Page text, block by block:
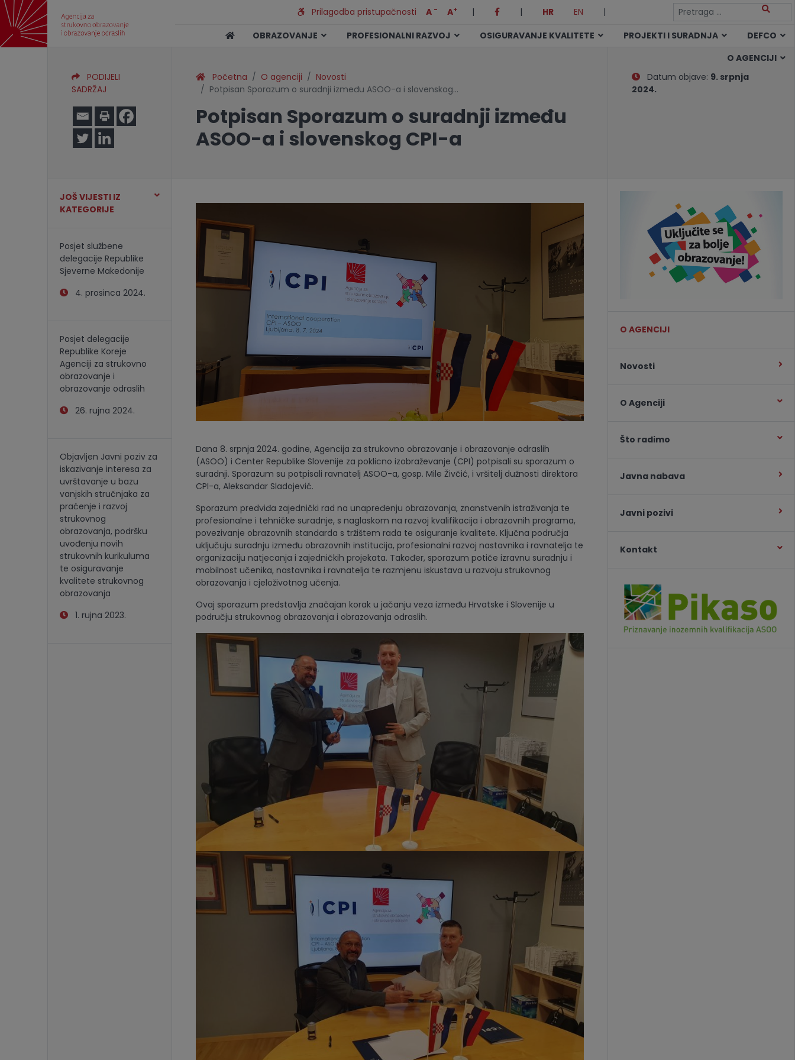
Prilagodba pristupačnosti A - A+ | | HR EN
|
OBRAZOVANJE
PROFESIONALNI RAZVOJ OSIGURAVANJE KVALITETE PROJEKTI I SURADNJA
DEFCO
O AGENCIJI
PODIJELI
SADRŽAJ
Početna O agenciji
Novosti
Potpisan Sporazum o suradnji između ASOO-a i slovenskog…
Potpisan Sporazum o suradnji između
ASOO-a i slovenskog CPI-a
Datum objave: 9. srpnja
2024.
JOŠ VIJESTI IZ
KATEGORIJE
Posjet službene
delegacije Republike
Sjeverne Makedonije
4. prosinca 2024.
Posjet delegacije
Republike Koreje
Agenciji za strukovno
obrazovanje i
obrazovanje odraslih
26. rujna 2024.
Objavljen Javni poziv za
iskazivanje interesa za
uvrštavanje u bazu
vanjskih stručnjaka za
praćenje i razvoj
strukovnog
obrazovanja, podršku
uvođenju novih
strukovnih kurikuluma
te osiguravanje
kvalitete strukovnog
obrazovanja
1. rujna 2023.
Dana 8. srpnja 2024. godine, Agencija za strukovno obrazovanje i obrazovanje odraslih
(ASOO) i Center Republike Slovenije za poklicno izobraževanje (CPI) potpisali su sporazum o
suradnji. Sporazum su potpisali ravnatelj ASOO-a, gosp. Mile Živčić, i vršitelj dužnosti direktora
CPI-a, Aleksandar Sladojević.
Sporazum predviđa zajednički rad na unapređenju obrazovanja, znanstvenih istraživanja te
profesionalne i tehničke suradnje, s naglaskom na razvoj kvalifikacija i obrazovnih programa,
povezivanje obrazovnih standarda s tržištem rada te osiguranje kvalitete. Ključna područja
uključuju suradnju između obrazovnih institucija, profesionalni razvoj nastavnika i ravnatelja te
organizaciju natjecanja i zajedničkih projekata. Također, sporazum potiče izravnu suradnju i
mobilnost učenika, nastavnika i ravnatelja te razmjenu iskustava u razvoju strukovnog
obrazovanja i cjeloživotnog učenja.
Ovaj sporazum predstavlja značajan korak u jačanju veza između Hrvatske i Slovenije u
području strukovnog obrazovanja i obrazovanja odraslih.
O AGENCIJI
Novosti
O Agenciji
Što radimo
Javna nabava
Javni pozivi
Kontakt